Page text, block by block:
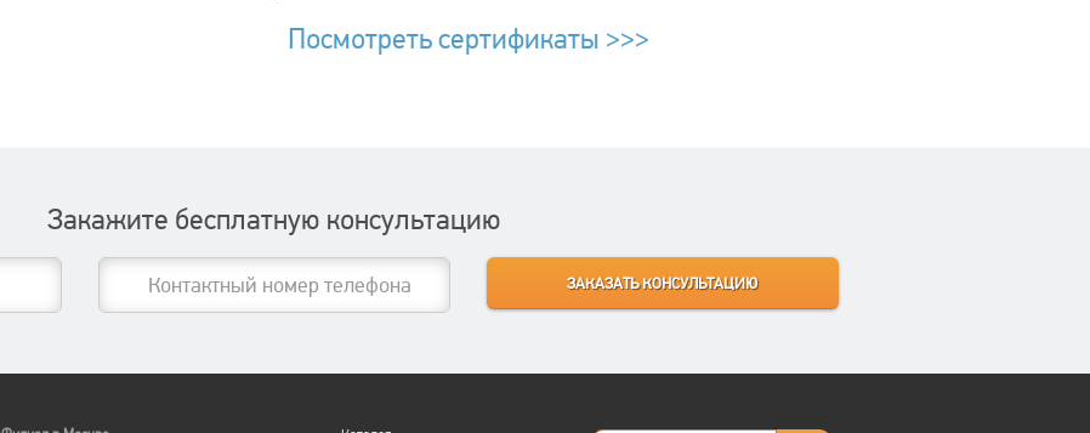
Посмотреть сертификаты >>>
Закажите бесплатную консультацию